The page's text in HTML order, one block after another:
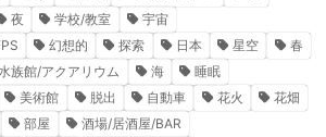
夜 学校/教室
宇宙
幻想的 探索 日本 星空
春
族館/アクアリウム 海
睡眠
美術館 脱出 自動車 花火
花畑
部屋
酒場/居酒屋/BAR